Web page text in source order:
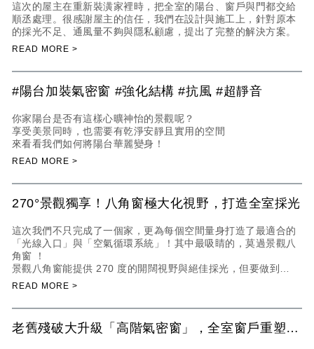
這次的屋主在重新裝潢家裡時，把全室的陽台、窗戶與門都交給
順丞處理。很感謝屋主的信任，我們在設計與施工上，針對原本
的採光不足、通風量不夠與隱私顧慮，提出了完整的解決方案。
#陽台加裝氣密窗 #強化結構 #抗風 #超靜音
你家陽台是否有這樣心曠神怡的景觀呢？
享受美景同時，也需要有乾淨安靜且實用的空間
來看看我們如何將陽台華麗變身！
270°景觀獨享！八角窗極大化視野，打造全室採光
這次我們不只完成了一個家，更為每個空間量身打造了最適合的
「光線入口」與「空氣循環系統」！其中最吸睛的，莫過景觀八
角窗 ！
景觀八角窗能提供 270 度的開闊視野與絕佳採光，但要做到
「美」
老舊殘破大升級「高階氣密窗」，全室窗戶重塑居